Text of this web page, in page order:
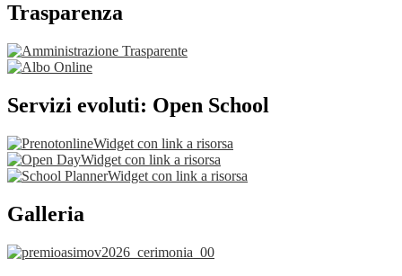
Trasparenza
Servizi evoluti: Open School
Widget con link a risorsa
Widget con link a risorsa
Widget con link a risorsa
Galleria